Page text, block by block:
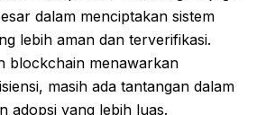
dalam menciptakan sistem
lebih aman dan terverifikasi.
blockchain menawarkan
masih ada tantangan dalam
adopsi yang lebih luas.